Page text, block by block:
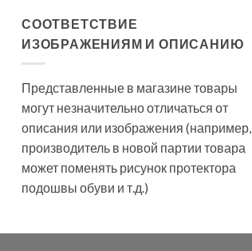
СООТВЕТСТВИЕ
ИЗОБРАЖЕНИЯМ И ОПИСАНИЮ
Представленные в магазине товары
могут незначительно отличаться от
описания или изображения (например,
производитель в новой партии товара
может поменять рисунок протектора
подошвы обуви и т.д.)